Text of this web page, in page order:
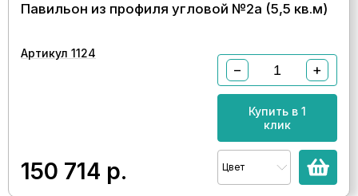
Павильон из профиля угловой №2а (5,5 кв.м)
Артикул 1124
150 714 р.
− +
Купить в 1
клик
Цвет